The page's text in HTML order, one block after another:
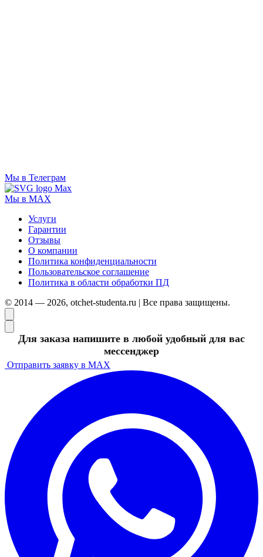
Мы в Телеграм
Мы в MAX
Услуги
Гарантии
Отзывы
О компании
Политика конфиденциальности
Пользовательское соглашение
Политика в области обработки ПД
© 2014 — 2026, otchet-studenta.ru | Все права защищены.
Для заказа напишите в любой удобный для вас
мессенджер
Отправить заявку в MAX